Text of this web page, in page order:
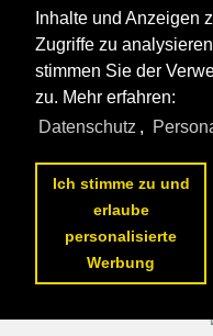
Inhalte und Anzeigen
Zugriffe zu
stimmen Sie der
zu. Mehr erfahren:
Datenschutz ,
Ich stimme zu und
erlaube
personalisierte
Werbung